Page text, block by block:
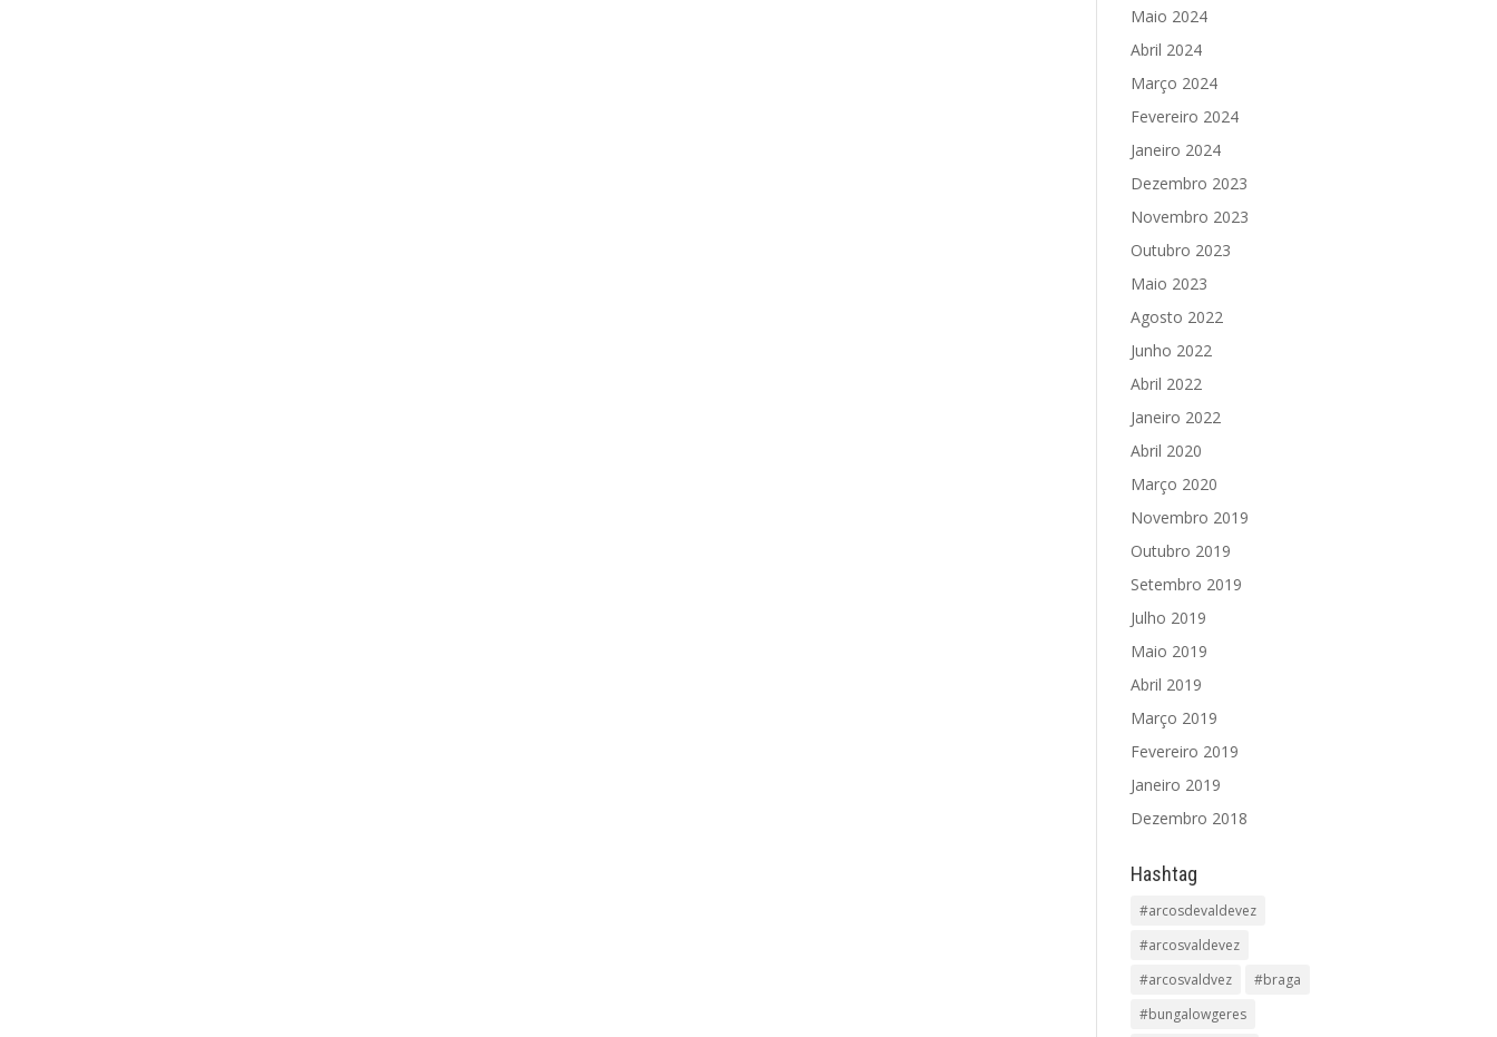
Maio 2024
Abril 2024
Março 2024
Fevereiro 2024
Janeiro 2024
Dezembro 2023
Novembro 2023
Outubro 2023
Maio 2023
Agosto 2022
Junho 2022
Abril 2022
Janeiro 2022
Abril 2020
Março 2020
Novembro 2019
Outubro 2019
Setembro 2019
Julho 2019
Maio 2019
Abril 2019
Março 2019
Fevereiro 2019
Janeiro 2019
Dezembro 2018
Hashtag
#arcosdevaldevez
#arcosvaldevez
#arcosvaldvez
#braga
#bungalowgeres